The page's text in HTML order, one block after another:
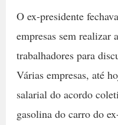
O ex-presidente
empresas sem realizar
trabalhadores para
Várias empresas, até
salarial do acordo
gasolina do carro do